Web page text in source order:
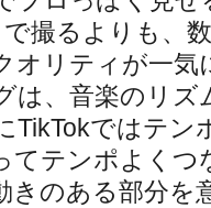
撮るよりも、
オリティが一
は、音楽のリ
TikTokではテン
てテンポよくつ
きのある部分を